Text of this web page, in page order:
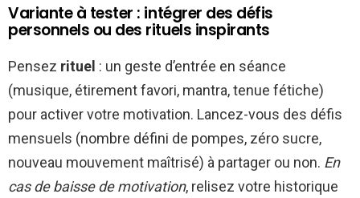
Variante à tester : intégrer des défis
personnels ou des rituels inspirants
Pensez rituel : un geste d’entrée en séance
(musique, étirement favori, mantra, tenue fétiche)
pour activer votre motivation. Lancez-vous des défis
mensuels (nombre défini de pompes, zéro sucre,
nouveau mouvement maîtrisé) à partager ou non. En
cas de baisse de motivation, relisez votre historique